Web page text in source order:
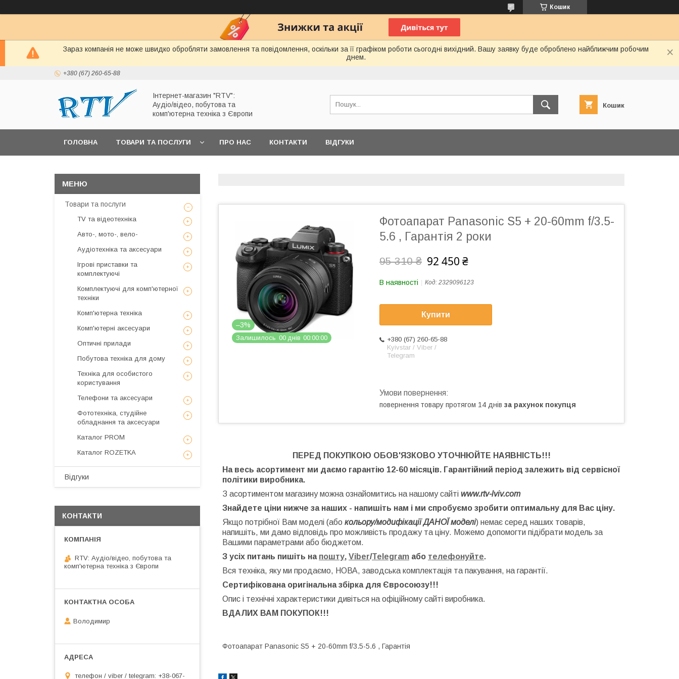
Кошик
Зараз компанія не може швидко обробляти замовлення та повідомлення, оскільки за її графіком роботи сьогодні вихідний. Вашу заявку буде оброблено найближчим робочим
днем.
+380 (67) 260-65-88
Інтернет-магазин "RTV":
Аудіо/відео, побутова та
комп'ютерна техніка з Європи
Кошик
ГОЛОВНА ТОВАРИ ТА ПОСЛУГИ ПРО НАС КОНТАКТИ ВІДГУКИ
–3%
Залишилось 00 днів 00 00 00
Фотоапарат Panasonic S5 + 20-60mm f/3.5-
5.6 , Гарантія 2 роки
95 310 ₴ 92 450 ₴
В наявності Код: 2329096123
Купити
+380 (67) 260-65-88
Kyivstar / Viber /
Telegram
повернення товару протягом 14 днів за рахунок покупця
ПЕРЕД ПОКУПКОЮ ОБОВ'ЯЗКОВО УТОЧНЮЙТЕ НАЯВНІСТЬ!!!
На весь асортимент ми даємо гарантію 12-60 місяців. Гарантійний період залежить від сервісної
політики виробника.
З асортиментом магазину можна ознайомитись на нашому сайті www.rtv-lviv.com
Знайдете ціни нижче за наших - напишіть нам і ми спробуємо зробити оптимальну для Вас ціну.
Якщо потрібної Вам моделі (або кольору/модифікації ДАНОЇ моделі) немає серед наших товарів,
напишіть, ми дамо відповідь про можливість продажу та ціну. Можемо допомогти підібрати модель за
Вашими параметрами або бюджетом.
З усіх питань пишіть на пошту, Viber/Telegram або телефонуйте.
Вся техніка, яку ми продаємо, НОВА, заводська комплектація та пакування, на гарантії.
Сертифікована оригінальна збірка для Євросоюзу!!!
Опис і технічні характеристики дивіться на офіційному сайті виробника.
ВДАЛИХ ВАМ ПОКУПОК!!!
Фотоапарат Panasonic S5 + 20-60mm f/3.5-5.6 , Гарантія
Товари та послуги
TV та відеотехніка
Авто-, мото-, вело-
Аудіотехніка та аксесуари
Ігрові приставки та
комплектуючі
Комплектуючі для комп'ютерної
техніки
Комп'ютерна техніка
Комп'ютерні аксесуари
Оптичні прилади
Побутова техніка для дому
Техніка для особистого
користування
Телефони та аксесуари
Фототехніка, студійне
обладнання та аксесуари
Каталог PROM
Каталог ROZETKA
Відгуки
КОНТАКТИ
RTV: Аудіо/відео, побутова та
комп'ютерна техніка з Європи
Володимир
телефон / viber / telegram: +38-067-